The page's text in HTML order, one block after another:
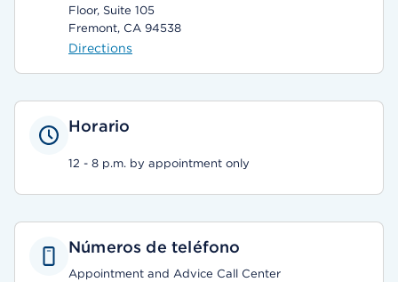
Floor, Suite 105
Fremont, CA 94538
Directions
Horario
12 - 8 p.m. by appointment only
Números de teléfono
Appointment and Advice Call Center